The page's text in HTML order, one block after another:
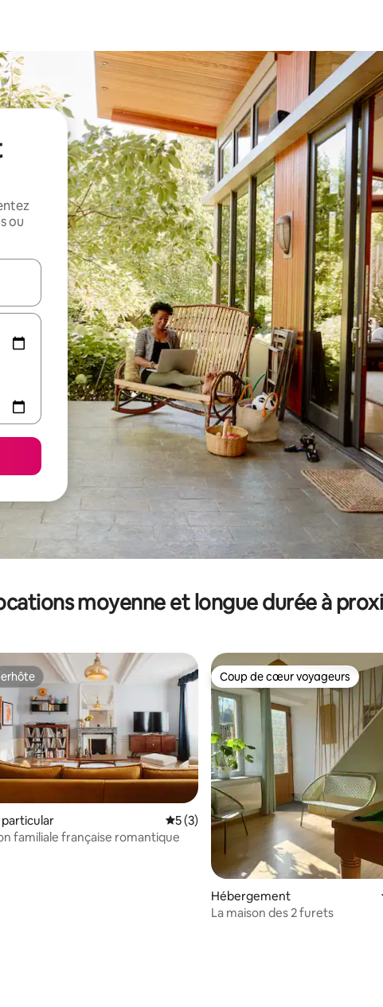
ou
vers le haut et vers le bas pour les parcourir ou en appuyant et en
moyenne et longue durée à
sur la base de 9 commentaires : 4,89 sur 5
particular Évaluation moyenne sur la base de 3
5 (3)
familiale française romantique
Coup de cœur voyageurs
Coup de cœur voyageurs
Hébergement
La maison des 2 furets